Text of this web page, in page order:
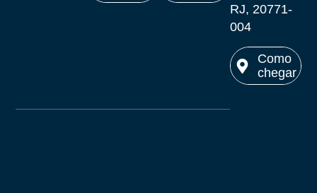
RJ, 20771-
004
Como
chegar